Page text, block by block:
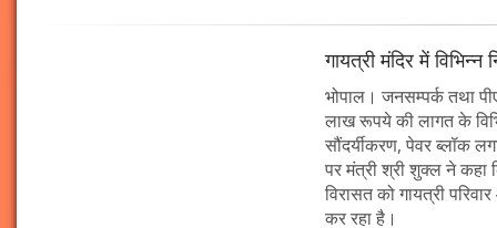
गायत्री मंदिर में विभिन्न
भोपाल। जनसम्पर्क तथा
लाख रूपये की लागत के
सौंदर्यीकरण, पेवर ब्लॉक
पर मंत्री श्री शुक्ल ने कहा
विरासत को गायत्री
कर रहा है।